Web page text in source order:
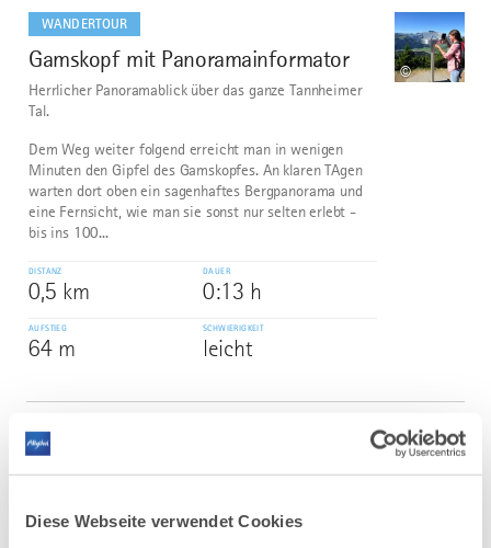
Diese Webseite verwendet Cookies
WANDERTOUR
3
Gamskopf mit Panoramainformator
©
Herrlicher Panoramablick über das ganze Tannheimer
Tal.
Dem Weg weiter folgend erreicht man in wenigen
Minuten den Gipfel des Gamskopfes. An klaren TAgen
warten dort oben ein sagenhaftes Bergpanorama und
eine Fernsicht, wie man sie sonst nur selten erlebt -
bis ins 100...
DISTANZ
0,5 km
DAUER
0:13 h
AUFSTIEG
64 m
SCHWIERIGKEIT
leicht
dazu
WANDERTOUR
4
Terrainkurweg IV Bad Wörishofen
fünf Terrainkurwege (blau punktierte Linie) und drei
dazu